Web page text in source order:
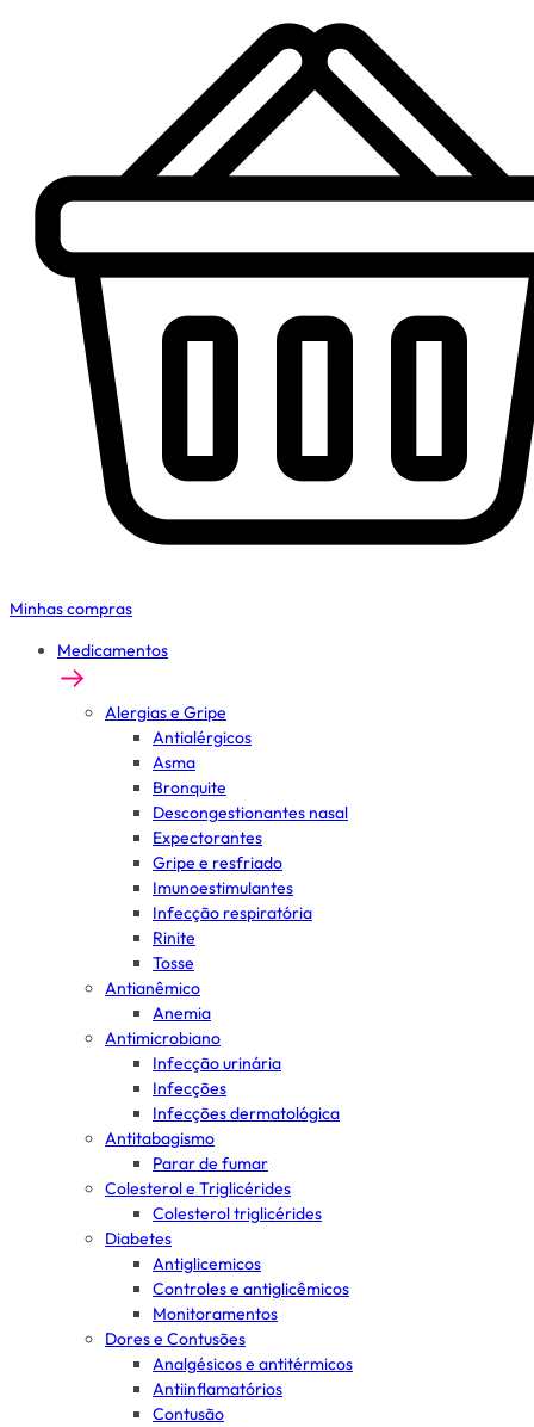
Minhas compras
Medicamentos
Alergias e Gripe
Antialérgicos
Asma
Bronquite
Descongestionantes nasal
Expectorantes
Gripe e resfriado
Imunoestimulantes
Infecção respiratória
Rinite
Tosse
Antianêmico
Anemia
Antimicrobiano
Infecção urinária
Infecções
Infecções dermatológica
Antitabagismo
Parar de fumar
Colesterol e Triglicérides
Colesterol triglicérides
Diabetes
Antiglicemicos
Controles e antiglicêmicos
Monitoramentos
Dores e Contusões
Analgésicos e antitérmicos
Antiinflamatórios
Contusão